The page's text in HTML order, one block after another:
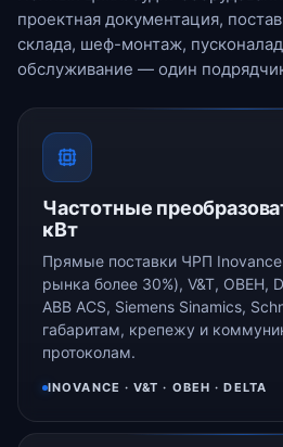
проектная документация,
склада, шеф-монтаж,
обслуживание — один
Частотные
кВт
Прямые поставки ЧРП
рынка более 30%), V&T, ОВЕН,
ABB ACS, Siemens Sinamics,
габаритам, крепежу и
протоколам.
INOVANCE · V&T · ОВЕН · DELTA